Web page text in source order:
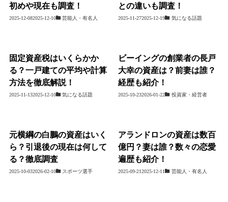
初めや現在も調査！
2025-12-082025-12-10 芸能人・有名人
との違いも調査！
2025-11-272025-12-19 気になる話題
固定資産税はいくらかか
る？一戸建ての平均や計算
方法を徹底解説！
2025-11-132025-12-10 気になる話題
ビーイングの創業者の長戸
大幸の資産は？前妻は誰？
経歴も紹介！
2025-10-232026-01-22 投資家・経営者
元横綱の白鵬の資産はいく
ら？引退後の現在は何して
る？徹底調査
2025-10-032026-02-10 スポーツ選手
アランドロンの資産は数百
億円？妻は誰？数々の恋愛
遍歴も紹介！
2025-09-212025-12-11 芸能人・有名人